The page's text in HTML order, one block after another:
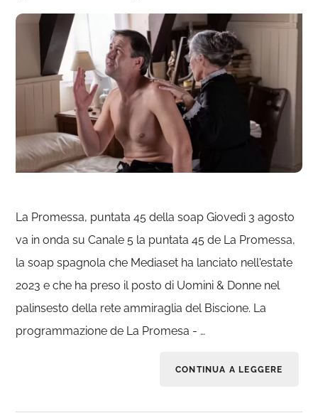
La Promessa, puntata 45 della soap Giovedì 3 agosto
va in onda su Canale 5 la puntata 45 de La Promessa,
la soap spagnola che Mediaset ha lanciato nell'estate
2023 e che ha preso il posto di Uomini & Donne nel
palinsesto della rete ammiraglia del Biscione. La
programmazione de La Promesa - …
CONTINUA A LEGGERE